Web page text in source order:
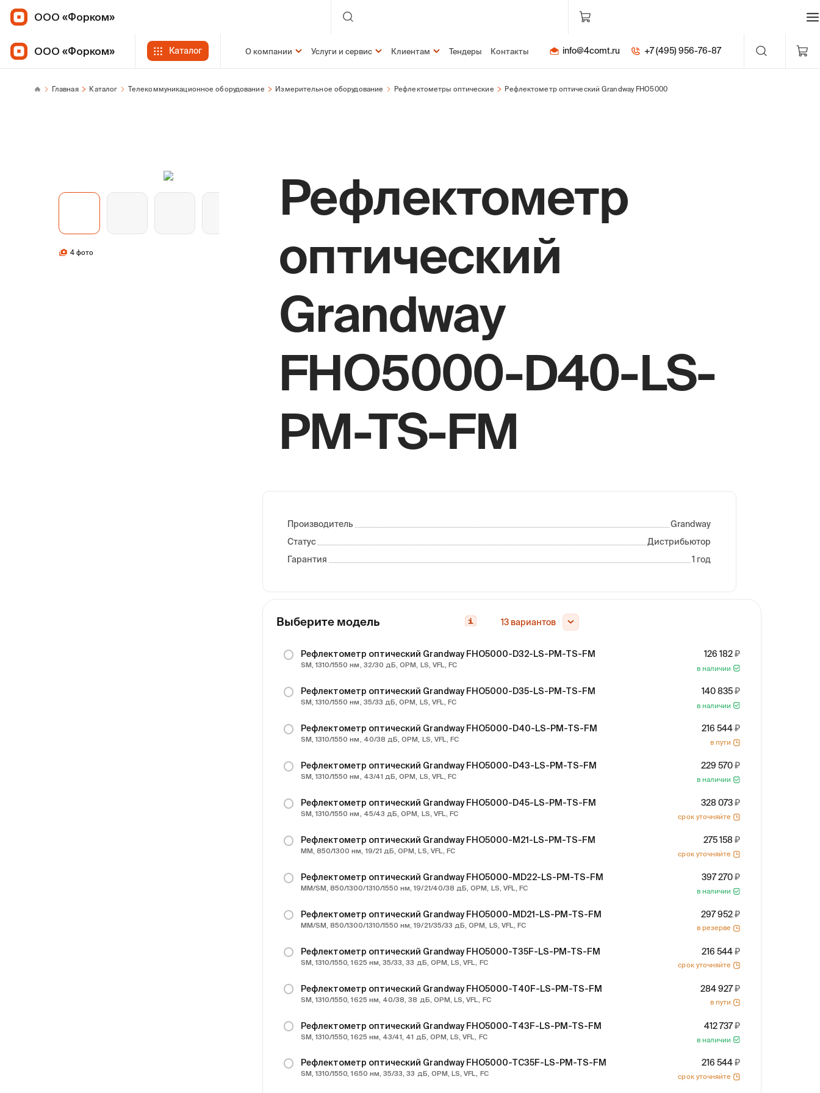
ООО «Форком»
ООО «Форком» Каталог О компании Услуги и сервис Клиентам Тендеры Контакты info@4comt.ru +7 (495) 956-76-87
Главная Каталог Телекоммуникационное оборудование Измерительное оборудование Рефлектометры оптические Рефлектометр оптический Grandway FHO5000
4 фото
Рефлектометр
оптический
Grandway
FHO5000-D40-LS-
PM-TS-FM
Производитель
Grandway
Статус
Дистрибьютор
Гарантия
1 год
Выберите модель 13 вариантов
Рефлектометр оптический Grandway FHO5000-D32-LS-PM-TS-FM
SM, 1310/1550 нм, 32/30 дБ, OPM, LS, VFL, FC
126 182
в наличии
Рефлектометр оптический Grandway FHO5000-D35-LS-PM-TS-FM
SM, 1310/1550 нм, 35/33 дБ, OPM, LS, VFL, FC
140 835
в наличии
Рефлектометр оптический Grandway FHO5000-D40-LS-PM-TS-FM
SM, 1310/1550 нм, 40/38 дБ, OPM, LS, VFL, FC
216 544
в пути
Рефлектометр оптический Grandway FHO5000-D43-LS-PM-TS-FM
SM, 1310/1550 нм, 43/41 дБ, OPM, LS, VFL, FC
229 570
в наличии
Рефлектометр оптический Grandway FHO5000-D45-LS-PM-TS-FM
SM, 1310/1550 нм, 45/43 дБ, OPM, LS, VFL, FC
328 073
срок уточняйте
Рефлектометр оптический Grandway FHO5000-M21-LS-PM-TS-FM
MM, 850/1300 нм, 19/21 дБ, OPM, LS, VFL, FC
275 158
срок уточняйте
Рефлектометр оптический Grandway FHO5000-MD22-LS-PM-TS-FM
MM/SM, 850/1300/1310/1550 нм, 19/21/40/38 дБ, OPM, LS, VFL, FC
397 270
в наличии
Рефлектометр оптический Grandway FHO5000-MD21-LS-PM-TS-FM
MM/SM, 850/1300/1310/1550 нм, 19/21/35/33 дБ, OPM, LS, VFL, FC
297 952
в резерве
Рефлектометр оптический Grandway FHO5000-T35F-LS-PM-TS-FM
SM, 1310/1550, 1625 нм, 35/33, 33 дБ, OPM, LS, VFL, FC
216 544
срок уточняйте
Рефлектометр оптический Grandway FHO5000-T40F-LS-PM-TS-FM
SM, 1310/1550, 1625 нм, 40/38, 38 дБ, OPM, LS, VFL, FC
284 927
в пути
Рефлектометр оптический Grandway FHO5000-T43F-LS-PM-TS-FM
SM, 1310/1550, 1625 нм, 43/41, 41 дБ, OPM, LS, VFL, FC
412 737
в наличии
Рефлектометр оптический Grandway FHO5000-TC35F-LS-PM-TS-FM
SM, 1310/1550, 1650 нм, 35/33, 33 дБ, OPM, LS, VFL, FC
216 544
срок уточняйте